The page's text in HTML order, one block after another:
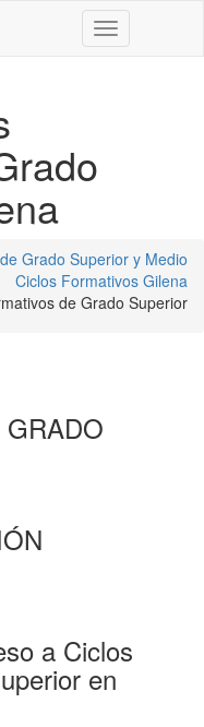
Toggle
navigation
Grado Superior y Medio
Ciclos Formativos Gilena
de Grado Superior
a Ciclos
en